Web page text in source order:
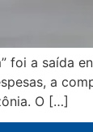
foi a saída
a
O […]